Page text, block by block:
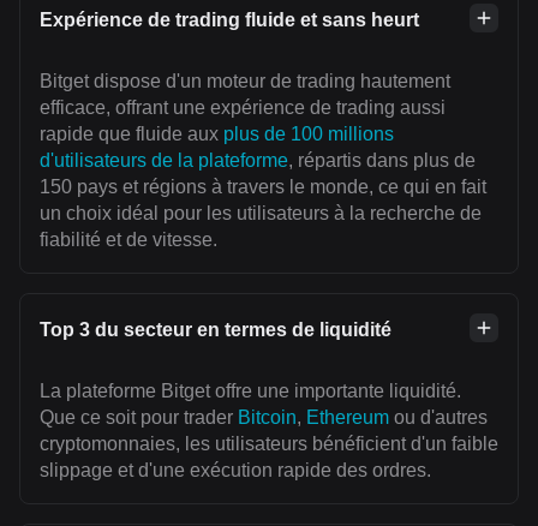
Expérience de trading fluide et sans heurt
Bitget dispose d'un moteur de trading hautement
efficace, offrant une expérience de trading aussi
rapide que fluide aux plus de 100 millions
d'utilisateurs de la plateforme, répartis dans plus de
150 pays et régions à travers le monde, ce qui en fait
un choix idéal pour les utilisateurs à la recherche de
fiabilité et de vitesse.
Top 3 du secteur en termes de liquidité
La plateforme Bitget offre une importante liquidité.
Que ce soit pour trader Bitcoin, Ethereum ou d'autres
cryptomonnaies, les utilisateurs bénéficient d'un faible
slippage et d'une exécution rapide des ordres.